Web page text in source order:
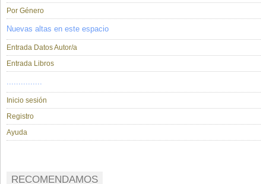
Por Género
Nuevas altas en este espacio
Entrada Datos Autor/a
Entrada Libros
...............
Inicio sesión
Registro
Ayuda
RECOMENDAMOS